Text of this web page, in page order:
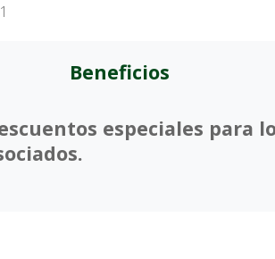
Beneficios
especiales para